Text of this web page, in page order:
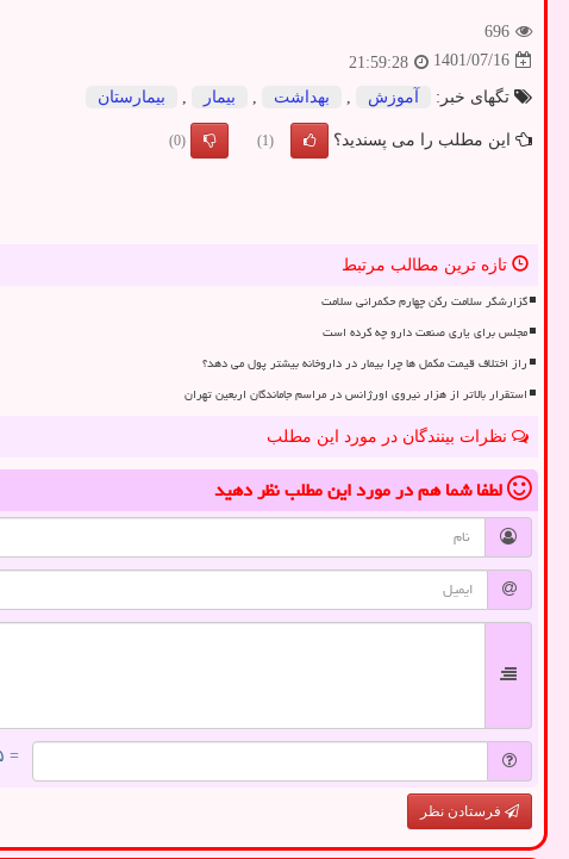
696
1401/07/16
21:59:28
تگهای خبر:
آموزش بهداشت بیمار بیمارستان
این مطلب را می پسندید؟ (1)
(0)
تازه ترین مطالب مرتبط
گزارشگر سلامت رکن چهارم حکمرانی سلامت
مجلس برای یاری صنعت دارو چه کرده است
راز اختلاف قیمت مکمل ها چرا بیمار در داروخانه بیشتر پول می دهد؟
استقرار بالاتر از هزار نیروی اورژانس در مراسم جاماندگان اربعین تهران
نظرات بینندگان در مورد این مطلب
لطفا شما همدر مورد این مطلبنظر دهید
= ۵ بعلاوه ۱
فرستادن نظر